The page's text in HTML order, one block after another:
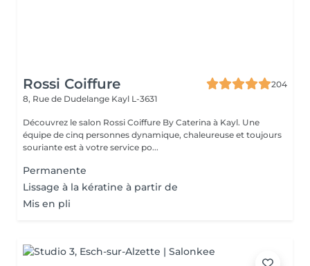
Rossi Coiffure
204
8, Rue de Dudelange Kayl L-3631
Découvrez le salon Rossi Coiffure By Caterina à Kayl. Une
équipe de cinq personnes dynamique, chaleureuse et toujours
souriante est à votre service po...
Permanente
Lissage à la kératine à partir de
Mis en pli